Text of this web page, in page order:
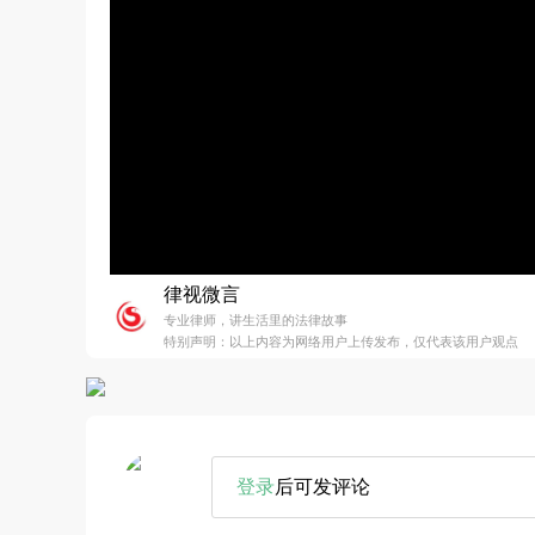
律视微言
专业律师，讲生活里的法律故事
特别声明：以上内容为网络用户上传发布，仅代表该用户观点
登录后可发评论